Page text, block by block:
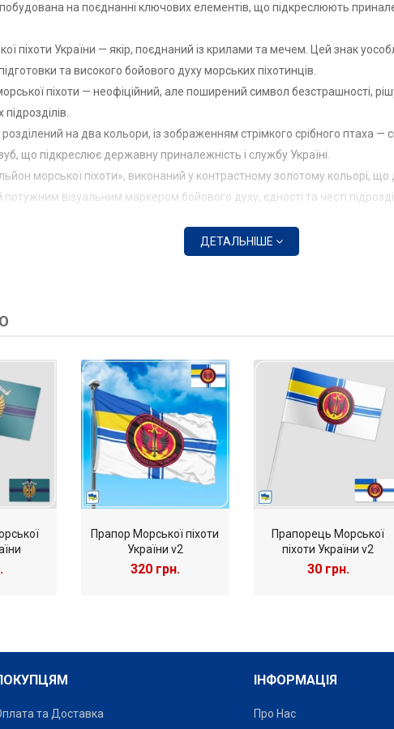
на поєднанні ключових елементів, що підкреслюють
піхоти України — якір, поєднаний із крилами та мечем. Цей знак
та високого бойового духу морських піхотинців.
піхоти — неофіційний, але поширений символ безстрашності,
на два кольори, із зображенням стрімкого срібного птаха —
що підкреслює державну приналежність і службу Україні.
морської піхоти», виконаний у контрастному золотому кольорі, що
візуальним маркером бойового духу, єдності та честі
у період повномасштабної війни Росії проти України як
до виконання бойових завдань на південному та східному
зміцнюючи позиції України та розвиваючи традиції
ДЕТАЛЬНІШЕ
Прапор Морської піхоти
України v2
320 грн.
Прапорець Морської
піхоти України v2
30 грн.
та Доставка
ІНФОРМАЦІЯ
Про Нас